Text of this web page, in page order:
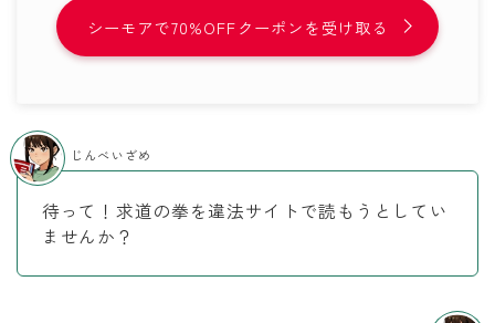
シーモアで70%OFFクーポンを受け取る
待って！求道の拳を違法サイトで読もうとしてい
ませんか？
じんべいざめ